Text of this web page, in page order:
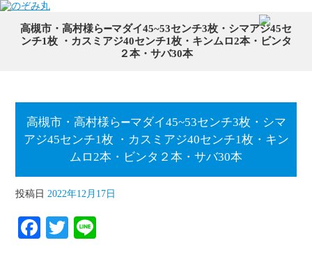
高槻市・高村様ら➖マダイ45~53センチ3枚・シマアジ45セ
ンチ1枚 ・カスミアジ40センチ1枚・キンムロ2本・ビンタ
２本・サバ30本
高槻市・高村様ら➖マダイ45~53センチ3枚・シマ
アジ45センチ1枚 ・カスミアジ40センチ1枚・キン
ムロ2本・ビンタ２本・サバ30本
投稿日 2022年12月17日
Fa T